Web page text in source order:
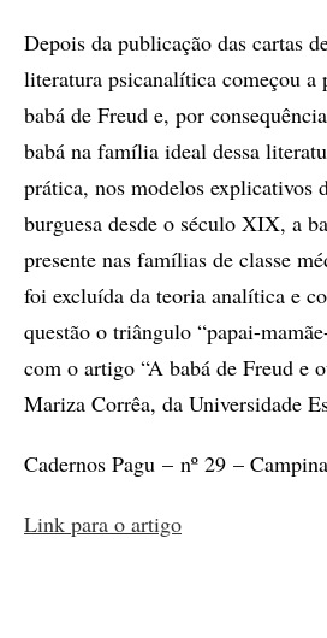
Depois da publicação das cartas
literatura psicanalítica começou a
babá de Freud e, por
babá na família ideal dessa
prática, nos modelos explicativos
burguesa desde o século XIX, a
presente nas famílias de classe
foi excluída da teoria analítica e
questão o triângulo “papai-
com o artigo “A babá de Freud e
Mariza Corrêa, da Universidade
Cadernos Pagu – nº 29 –
Link para o artigo